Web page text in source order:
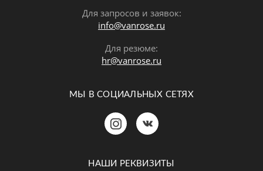
Для запросов и заявок:
info@vanrose.ru
Для резюме:
hr@vanrose.ru
МЫ В СОЦИАЛЬНЫХ СЕТЯХ
НАШИ РЕКВИЗИТЫ
Позвонить Telegram